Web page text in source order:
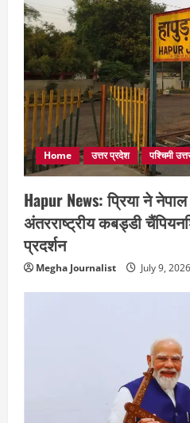
Home उत्तर प्रदेश पश्चिमी
Hapur News: प्रिया ने
अंतरराष्ट्रीय कबड्डी
प्रदर्शन
Megha Journalist July 9, 2026